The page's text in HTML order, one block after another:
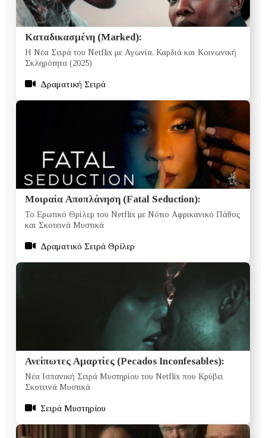
Καταδικασμένη (Marked):
Η Νέα Σειρά του Netflix με Αγωνία, Καρδιά και Κοινωνική
Σκληρότητα (2025)
Δραματική Σειρά
Μοιραία Αποπλάνηση (Fatal Seduction):
Το Ερωτικό Θρίλερ του Netflix με Νότιο Αφρικανικό Πάθος
και Σκοτεινά Μυστικά
Δραματικό Σειρά Θρίλερ
Ανείπωτες Αμαρτίες (Pecados Inconfesables):
Νέα Ισπανική Σειρά Μυστηρίου του Netflix που Κρύβει
Σκοτεινά Μυστικά
Σειρά Μυστηρίου